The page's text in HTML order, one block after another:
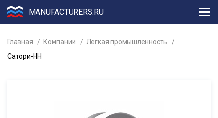
MANUFACTURERS.RU
Главная Компании
Легкая промышленность
Сатори-НН